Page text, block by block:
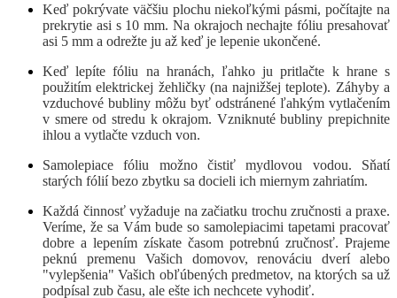
Keď pokrývate väčšiu plochu niekoľkými pásmi, počítajte na
prekrytie asi s 10 mm. Na okrajoch nechajte fóliu presahovať
asi 5 mm a odrežte ju až keď je lepenie ukončené.
Keď lepíte fóliu na hranách, ľahko ju pritlačte k hrane s
použitím elektrickej žehličky (na najnižšej teplote). Záhyby a
vzduchové bubliny môžu byť odstránené ľahkým vytlačením
v smere od stredu k okrajom. Vzniknuté bubliny prepichnite
ihlou a vytlačte vzduch von.
Samolepiace fóliu možno čistiť mydlovou vodou. Sňatí
starých fólií bezo zbytku sa docieli ich miernym zahriatím.
Každá činnosť vyžaduje na začiatku trochu zručnosti a praxe.
Veríme, že sa Vám bude so samolepiacimi tapetami pracovať
dobre a lepením získate časom potrebnú zručnosť. Prajeme
peknú premenu Vašich domovov, renováciu dverí alebo
"vylepšenia" Vašich obľúbených predmetov, na ktorých sa už
podpísal zub času, ale ešte ich nechcete vyhodiť.